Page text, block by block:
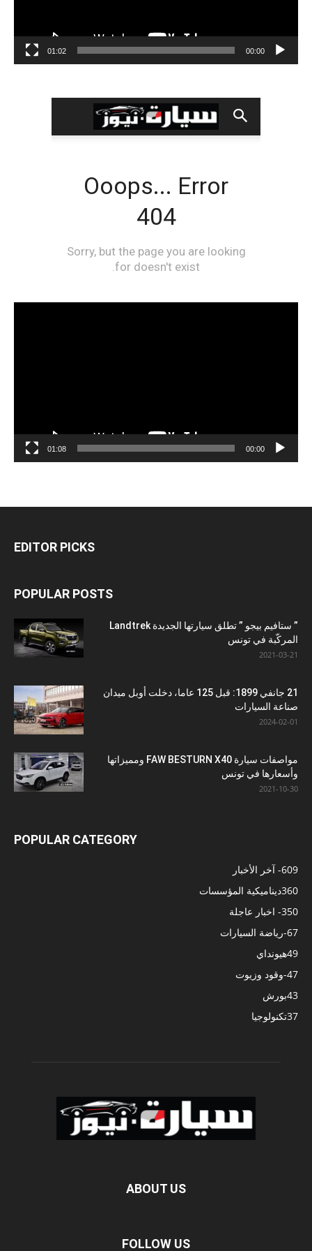
00:00
01:02
00:00
01:08
EDITOR PICKS
POPULAR POSTS
” ستافيم بيجو ” تطلق سيارتها الجديدة Landtrek
المركّبة في تونس
2021-03-21
21 جانفي 1899: قبل 125 عاما، دخلت أوبل ميدان
صناعة السيارات
2024-02-01
مواصفات سيارة FAW BESTURN X40 ومميزاتها
وأسعارها في تونس
2021-10-30
POPULAR CATEGORY
- آخر الأخبار609
ديناميكية المؤسسات360
- اخبار عاجلة350
-رياضة السيارات67
هيونداي49
-وقود وزيوت47
بورش43
تكنولوجيا37
ABOUT US
FOLLOW US